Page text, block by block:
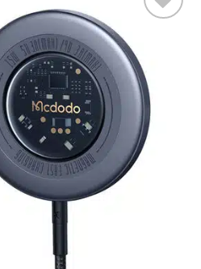
Adicionar
aos meus
desejos